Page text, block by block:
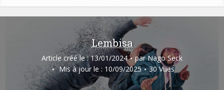
Lembisa
Article créé le : 13/01/2024 par Nago Seck
Mis à jour le : 10/09/2025
30 Vues